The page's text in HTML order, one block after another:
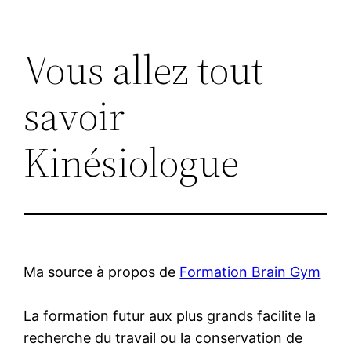
Vous allez tout
savoir
Kinésiologue
Ma source à propos de Formation Brain Gym
La formation futur aux plus grands facilite la
recherche du travail ou la conservation de